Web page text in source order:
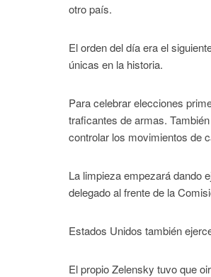
otro país.
El orden del día era el
únicas en la historia.
Para celebrar elecciones
traficantes de armas.
controlar los movimientos de
La limpieza empezará dando
delegado al frente de la
Estados Unidos también
El propio Zelensky tuvo que